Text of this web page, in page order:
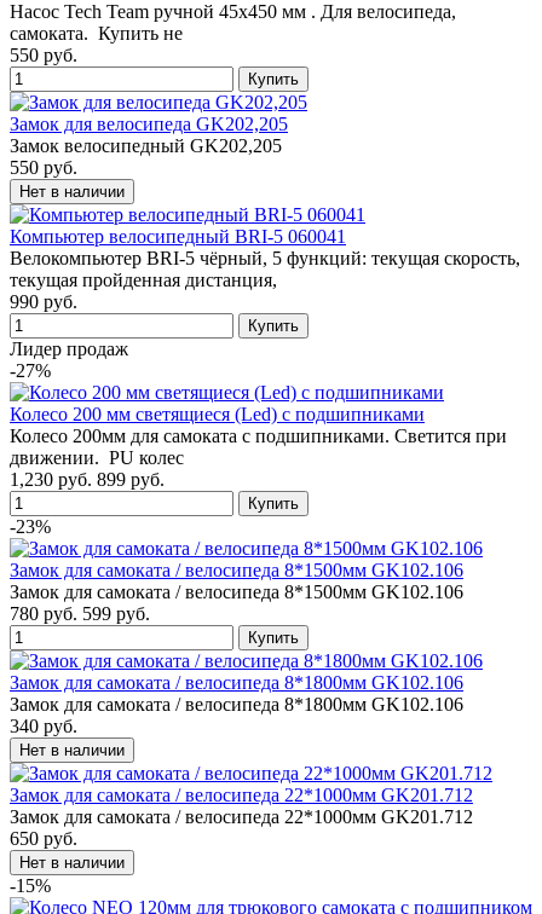
Насос Tech Team ручной 45х450 мм . Для велосипеда,
самоката. Купить не
550 руб.
Замок для велосипеда GK202,205
Замок велосипедный GK202,205
550 руб.
Компьютер велосипедный BRI-5 060041
Велокомпьютер BRI-5 чёрный, 5 функций: текущая скорость,
текущая пройденная дистанция,
990 руб.
Лидер продаж
-27%
Колесо 200 мм светящиеся (Led) с подшипниками
Колесо 200мм для самоката с подшипниками. Светится при
движении. PU колес
1,230 руб. 899 руб.
-23%
Замок для самоката / велосипеда 8*1500мм GK102.106
Замок для самоката / велосипеда 8*1500мм GK102.106
780 руб. 599 руб.
Замок для самоката / велосипеда 8*1800мм GK102.106
Замок для самоката / велосипеда 8*1800мм GK102.106
340 руб.
Замок для самоката / велосипеда 22*1000мм GK201.712
Замок для самоката / велосипеда 22*1000мм GK201.712
650 руб.
-15%